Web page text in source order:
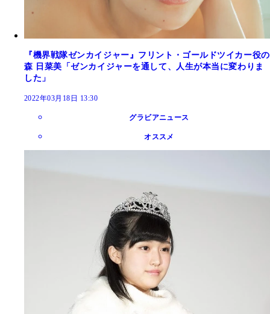
『機界戦隊ゼンカイジャー』フリント・ゴールドツイカー役の
森 日菜美「ゼンカイジャーを通して、人生が本当に変わりま
した」
2022年03月18日 13:30
グラビアニュース
オススメ